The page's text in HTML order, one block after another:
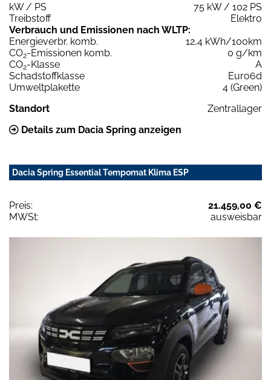
kW / PS
75 kW / 102 PS
Treibstoff
Elektro
Verbrauch und Emissionen nach WLTP:
Energieverbr. komb.
12,4 kWh/100km
CO2-Emissionen komb.
0 g/km
CO2-Klasse
A
Schadstoffklasse
Euro6d
Umweltplakette
4 (Green)
Standort
Zentrallager
Details zum Dacia Spring anzeigen
Dacia Spring Essential Tempomat Klima ESP
Preis:
21.459,00 €
MWSt:
ausweisbar